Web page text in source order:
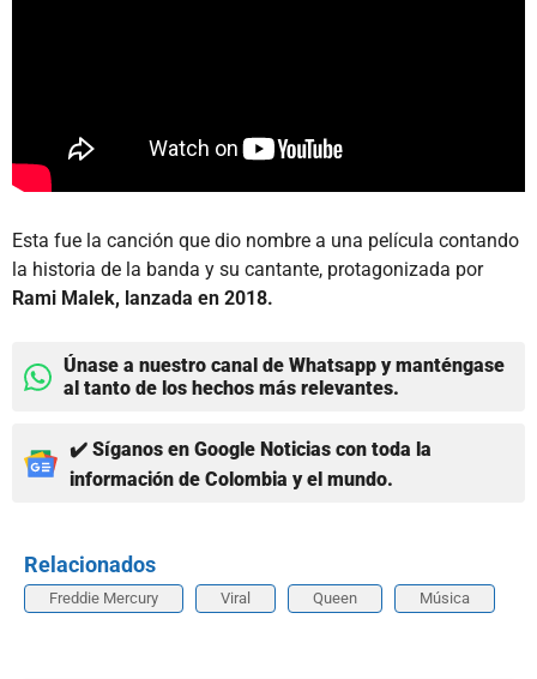
Esta fue la canción que dio nombre a una película contando
la historia de la banda y su cantante, protagonizada por
Rami Malek, lanzada en 2018.
Únase a nuestro canal de Whatsapp y manténgase
al tanto de los hechos más relevantes.
✔️ Síganos en Google Noticias con toda la
información de Colombia y el mundo.
Relacionados
Freddie Mercury Viral Queen Música